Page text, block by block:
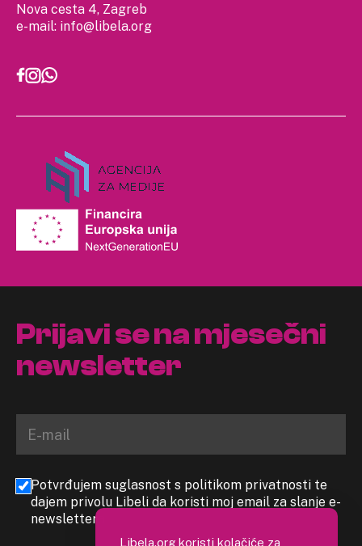
Nova cesta 4, Zagreb
e-mail: info@libela.org
Prijavi se na mjesečni
newsletter
Potvrđujem suglasnost s politikom privatnosti te
dajem privolu Libeli da koristi moj email za slanje e-
newslettera
Libela.org koristi kolačiće za